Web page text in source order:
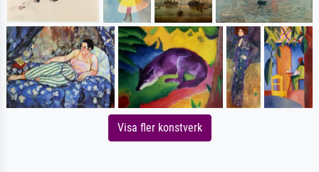
Visa fler konstverk